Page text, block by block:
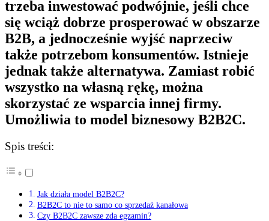
trzeba inwestować podwójnie, jeśli chce
się wciąż dobrze prosperować w obszarze
B2B, a jednocześnie wyjść naprzeciw
także potrzebom konsumentów. Istnieje
jednak także alternatywa. Zamiast robić
wszystko na własną rękę, można
skorzystać ze wsparcia innej firmy.
Umożliwia to model biznesowy B2B2C.
Spis treści:
Jak działa model B2B2C?
B2B2C to nie to samo co sprzedaż kanałowa
Czy B2B2C zawsze zda egzamin?